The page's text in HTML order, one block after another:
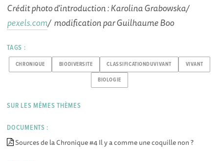
Crédit photo d'introduction : Karolina Grabowska/
pexels.com/ modification par Guilhaume Boo
TAGS :
CHRONIQUE BIODIVERSITE CLASSIFICATIONDUVIVANT VIVANT
BIOLOGIE
SUR LES MÊMES THÈMES
DOCUMENTS :
Sources de la Chronique #4 Il y a comme une coquille non ?